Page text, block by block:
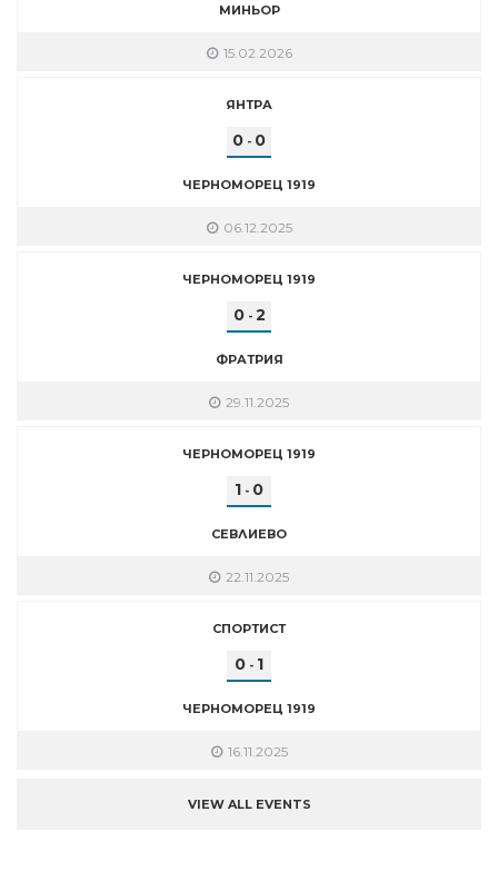
МИНЬОР
15.02.2026
ЯНТРА
0 - 0
ЧЕРНОМОРЕЦ 1919
06.12.2025
ЧЕРНОМОРЕЦ 1919
0- 2
ФРАТРИЯ
29.11.2025
ЧЕРНОМОРЕЦ 1919
1 - 0
СЕВЛИЕВО
22.11.2025
СПОРТИСТ
0 - 1
ЧЕРНОМОРЕЦ 1919
16.11.2025
VIEW ALL EVENTS